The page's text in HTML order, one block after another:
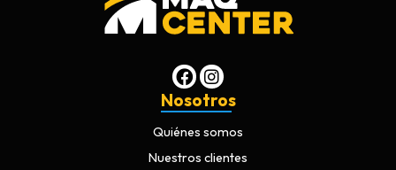
Nosotros
Quiénes somos
Nuestros clientes